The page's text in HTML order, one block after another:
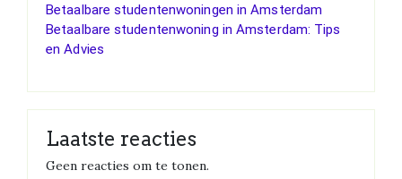
Betaalbare studentenwoningen in Amsterdam
Betaalbare studentenwoning in Amsterdam: Tips
en Advies
Laatste reacties
Geen reacties om te tonen.